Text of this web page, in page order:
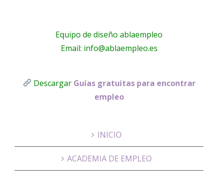
Equipo de diseño ablaempleo
Email: info@ablaempleo.es
Descargar Guías gratuitas para encontrar
empleo
INICIO
ACADEMIA DE EMPLEO